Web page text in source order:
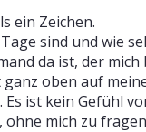
ein Zeichen.
sind und
da ist, der mich
oben auf
ist kein Gefühl
mich zu